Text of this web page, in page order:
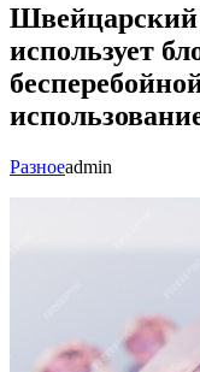
Швейцарский
использует
Разноеadmin